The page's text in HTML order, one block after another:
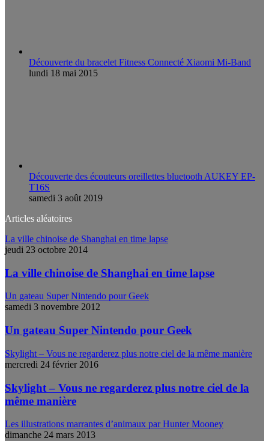
Découverte du bracelet Fitness Connecté Xiaomi Mi-Band
lundi 18 mai 2015
Découverte des écouteurs oreillettes bluetooth AUKEY EP-
T16S
samedi 3 août 2019
Articles aléatoires
La ville chinoise de Shanghai en time lapse
jeudi 23 octobre 2014
La ville chinoise de Shanghai en time lapse
Un gateau Super Nintendo pour Geek
samedi 3 novembre 2012
Un gateau Super Nintendo pour Geek
Skylight – Vous ne regarderez plus notre ciel de la même manière
mercredi 24 février 2016
Skylight – Vous ne regarderez plus notre ciel de la
même manière
Les illustrations marrantes d’animaux par Hunter Mooney
dimanche 24 mars 2013